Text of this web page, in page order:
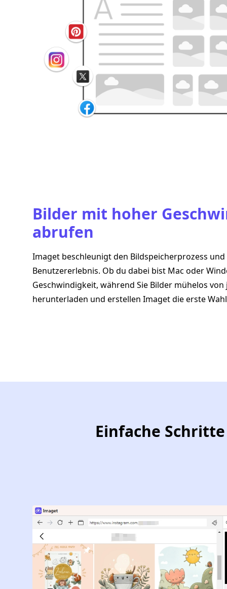
Bilder mit hoher
abrufen
Imaget beschleunigt den Bildspeicherprozess
Benutzererlebnis. Ob du dabei bist Mac oder
Geschwindigkeit, während Sie Bilder mühelos
herunterladen und erstellen Imaget die erste
Einfache